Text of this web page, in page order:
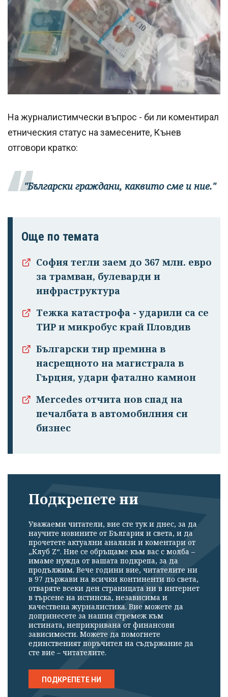
На журналистимчески въпрос - би ли коментирал
етническия статус на замесените, Кънев
отговори кратко:
"Български граждани, каквито сме и ние."
Още по темата
София тегли заем до 367 млн. евро
за трамваи, булеварди и
инфраструктура
Тежка катастрофа - ударили са се
ТИР и микробус край Пловдив
Български тир премина в
насрещното на магистрала в
Гърция, удари фатално камион
Mercedes отчита нов спад на
печалбата в автомобилния си
бизнес
Подкрепете ни
Уважаеми читатели, вие сте тук и днес, за да
научите новините от България и света, и да
прочетете актуални анализи и коментари от
„Клуб Z“. Ние се обръщаме към вас с молба –
имаме нужда от вашата подкрепа, за да
продължим. Вече години вие, читателите ни
в 97 държави на всички континенти по света,
отваряте всеки ден страницата ни в интернет
в търсене на истинска, независима и
качествена журналистика. Вие можете да
допринесете за нашия стремеж към
истината, неприкривана от финансови
зависимости. Можете да помогнете
единственият поръчител на съдържание да
сте вие – читателите.
ПОДКРЕПЕТЕ НИ